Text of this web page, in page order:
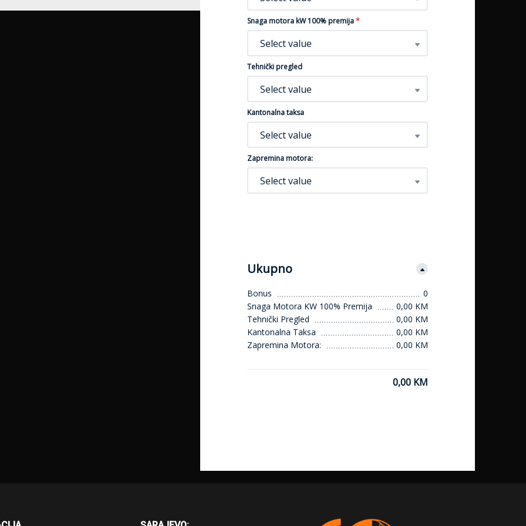
Snaga motora kW 100% premija*
Select value
Tehnički pregled
Select value
Kantonalna taksa
Select value
Zapremina motora:
Select value
Ukupno
Bonus
0
Snaga Motora KW 100% Premija
0,00 KM
Tehnički Pregled
0,00 KM
Kantonalna Taksa
0,00 KM
Zapremina Motora:
0,00 KM
0,00 KM